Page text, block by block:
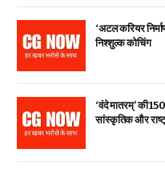
‘अटल करियर
निश्शुल्क कोचिंग
‘वंदे मातरम्’ की
सांस्कृतिक और